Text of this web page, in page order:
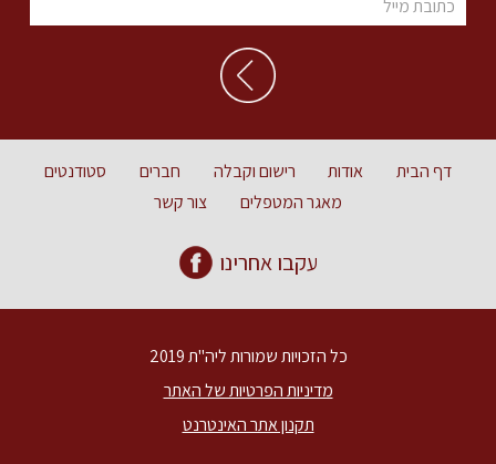
דף הבית אודות רישום וקבלה חברים
סטודנטים
מאגר המטפלים
צור קשר
עקבו אחרינו
כל הזכויות שמורות ליה"ת 2019
מדיניות הפרטיות של האתר
תקנון אתר האינטרנט